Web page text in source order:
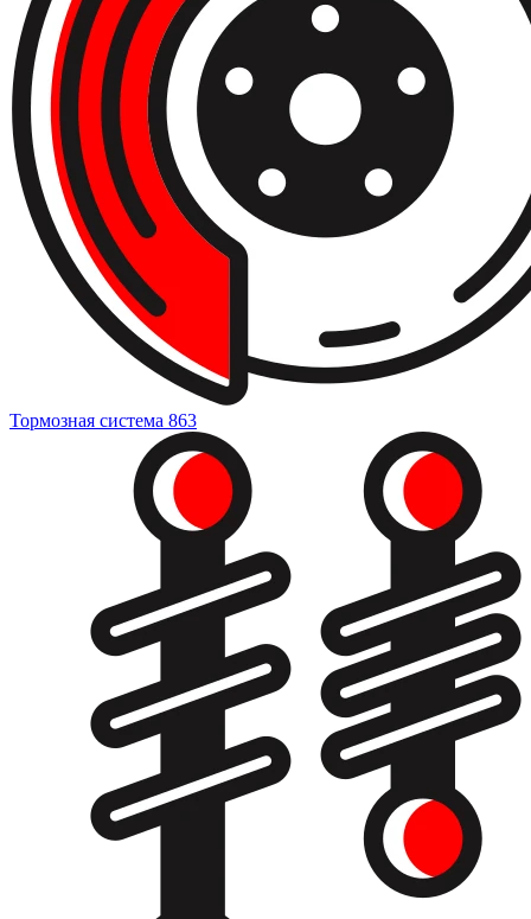
Тормозная система 863